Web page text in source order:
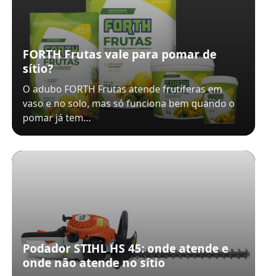
FORTH Frutas vale para pomar de
sítio?
O adubo FORTH Frutas atende frutíferas em
vaso e no solo, mas só funciona bem quando o
pomar já tem…
Podador STIHL HS 45: onde atende e
onde não atende no sítio